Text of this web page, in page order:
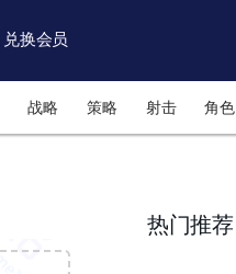
兑换会员
战略 策略 射击 角色
热门推荐